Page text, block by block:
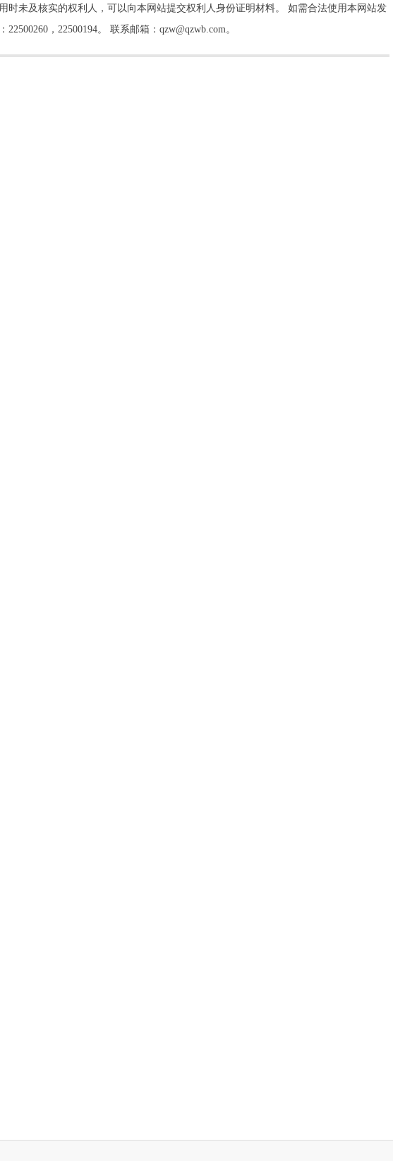
时未及核实的权利人，可以向本网站提交权利人身份证明材料。 如需合法使用本网站发
，22500194。 联系邮箱：qzw@qzwb.com。